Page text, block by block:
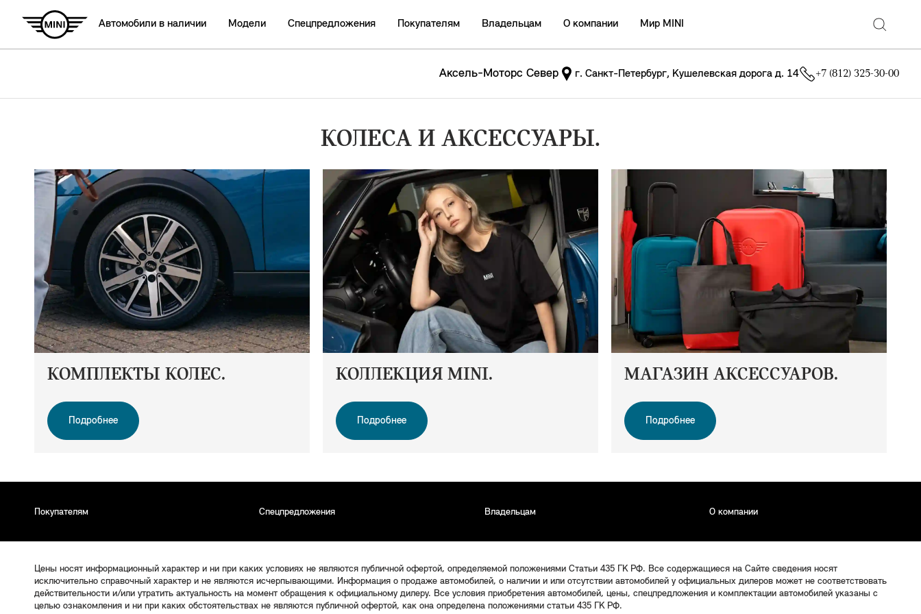
Аксель-Моторс Север г. Санкт-Петербург, Кушелевская дорога д. 14 +7 (812) 325-30-00
Автомобили в наличии Модели Спецпредложения Покупателям Владельцам О компании Мир MINI
КОЛЕСА И АКСЕССУАРЫ.
КОМПЛЕКТЫ КОЛЕС.
Подробнее
КОЛЛЕКЦИЯ MINI.
Подробнее
МАГАЗИН АКСЕССУАРОВ.
Подробнее
Покупателям Спецпредложения Владельцам О компании
Цены носят информационный характер и ни при каких условиях не являются публичной офертой, определяемой положениями Статьи 435 ГК РФ. Все содержащиеся на Сайте сведения носят
исключительно справочный характер и не являются исчерпывающими. Информация о продаже автомобилей, о наличии и или отсутствии автомобилей у официальных дилеров может не соответствовать
действительности и/или утратить актуальность на момент обращения к официальному дилеру. Все условия приобретения автомобилей, цены, спецпредложения и комплектации автомобилей указаны с
целью ознакомления и ни при каких обстоятельствах не являются публичной офертой, как она определена положениями статьи 435 ГК РФ.